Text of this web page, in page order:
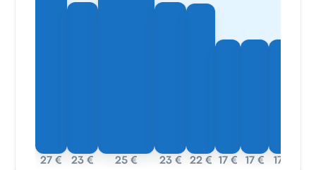
27 € 23 € 25 € 23 € 22 € 17 € 17 € 17 €